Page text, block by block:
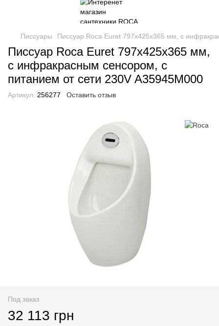
Писсуары Писсуар Roca Euret 797х425х365 мм, с
Писсуар Roca Euret 797х425х365 мм,
с инфракрасным сенсором, с
питанием от сети 230V A35945M000
Артикул: 256277 Оставить отзыв
Под заказ
32 113 грн